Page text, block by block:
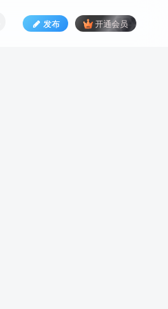
发布 开通会员